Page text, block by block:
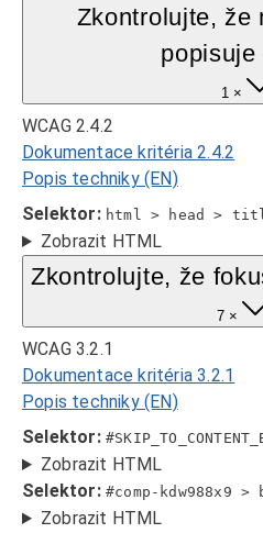
Zkontrolujte, že
popisuje
1 ×
WCAG 2.4.2
Dokumentace kritéria 2.4.2
Popis techniky (EN)
Selektor: html > head >
Zobrazit HTML
Zkontrolujte, že
7 ×
WCAG 3.2.1
Dokumentace kritéria 3.2.1
Popis techniky (EN)
Selektor:
Zobrazit HTML
Selektor: #comp-kdw988x9
Zobrazit HTML